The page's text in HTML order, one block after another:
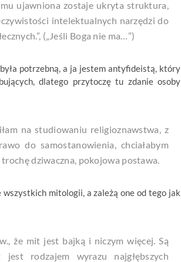
ujawniona zostaje ukryta struktura,
intelektualnych narzędzi do
(„Jeśli Boga nie ma…”)
potrzebną, a ja jestem antyfideistą, który
dlatego przytoczę tu zdanie osoby
na studiowaniu religioznawstwa, z
do samostanowienia, chciałabym
dziwaczna, pokojowa postawa.
mitologii, a zależą one od tego jak
że mit jest bajką i niczym więcej. Są
rodzajem wyrazu najgłębszych